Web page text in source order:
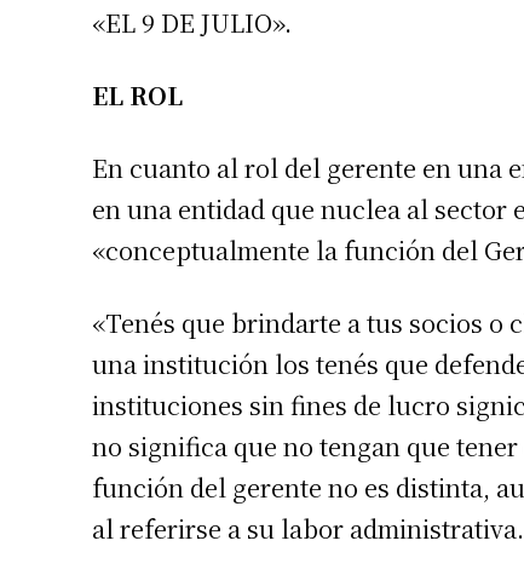
Nombre
«EL 9 DE JULIO».
EL ROL
En cuanto al rol del gerente en una
en una entidad que nuclea al sector
«conceptualmente la función del
«Tenés que brindarte a tus socios o
una institución los tenés que
instituciones sin fines de lucro
no significa que no tengan que
función del gerente no es distinta,
al referirse a su labor administrativa.